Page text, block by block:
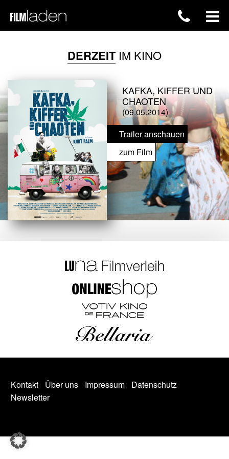
DERZEITIM KINO
KAFKA, KIFFER UND
CHAOTEN
(09.05.2014)
Trailer anschauen
zum Film
Kontakt Über uns Impressum
Datenschutz
Newsletter